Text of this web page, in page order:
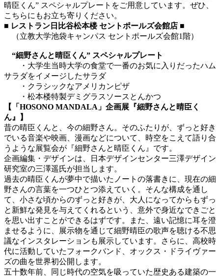
晴臣くん” スペシャルプレートをご用意しています。ぜひ、
こちらにもお立ち寄りください。
■ レストラン日比谷松本楼 セントポールズ会館店 ■
（立教大学池袋キャンパス セントポールズ会館1階）
“細野さんと晴臣くん” スペシャルプレート
・大学生当時大学の食堂で一番のお気に入りだったハム
サラダをイメージしたサラダ
・クラシックなアメリカンピザ
・松本楼特製デミグラスソースとんかつ
【「HOSONO MANDALA」企画展『細野さんと晴臣く
ん』】
昔の晴臣くんと、今の細野さん。そのふたりが、ずっと好き
でいる音楽や映画、漫画などについて、時空をこえて語り合
うような展覧会が『細野さんと晴臣くん』です。
企画編集・デザインは、日本デザインセンター三澤デザイン
研究室の三澤遥氏が担当します。
過去の晴臣くんが夢中で描いたノートの落書きに、現在の細
野さんの言葉を一つひとつ添えていく。そんな構成を通し
て、小さな頃からのずっと好きが、大人になってからもずっ
と新鮮な発見を与えてくれるという、意外で身近なできごと
を思い出すことができるはずです。また、遠い記憶に耳を澄
ませるように、展示物を通じて細野晴臣の歌声を聴ける不思
議なインスタレーションも展示しています。さらに、高校時
代に活動していたフォークバンド、オックス・ドライヴァー
ズの曲を世界初公開します。
五十数年前、同じ時代の空気を吸っていた歴史ある建築の一